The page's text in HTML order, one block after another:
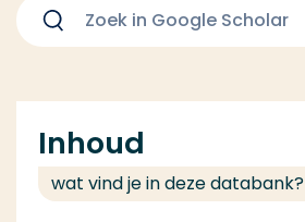
Zoeken
Inhoud
wat vind je in deze databank?